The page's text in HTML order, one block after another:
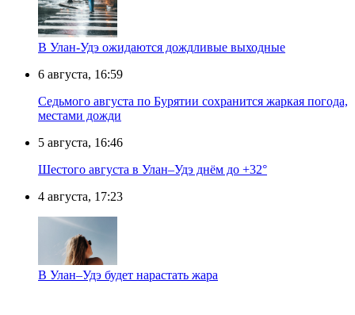
В Улан-Удэ ожидаются дождливые выходные
6 августа, 16:59
Седьмого августа по Бурятии сохранится жаркая погода,
местами дожди
5 августа, 16:46
Шестого августа в Улан–Удэ днём до +32°
4 августа, 17:23
В Улан–Удэ будет нарастать жара